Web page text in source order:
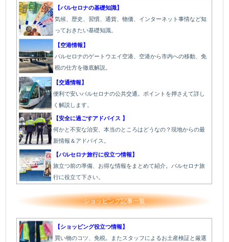
【バルセロナの基礎知識】
気候、歴史、習慣、通貨、物価、インターネット事情など知
っておきたい基礎知識。
【空港情報】
バルセロナのゲートウエイ空港、空港から市内への移動、免
税の仕方を徹底解説。
【交通情報】
便利で安いバルセロナの公共交通。ポイントを押さえて詳し
く解説します。
【安全に過ごすアドバイス 】
何かと不安な治安、本当のところはどうなの？現地からの最
新情報＆アドバイス。
【バルセロナ旅行に役立つ情報】
旅立つ前の準備、お得な情報をまとめて紹介。バルセロナ旅
行に役立て下さい。
ショッピング記事一覧
【ショッピング役立つ情報】
買い物のコツ、免税。またスタッフによるお土産検証と厳選